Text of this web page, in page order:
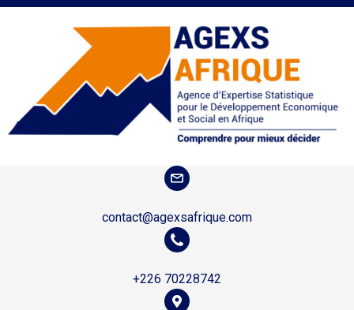
contact@agexsafrique.com
+226 70228742